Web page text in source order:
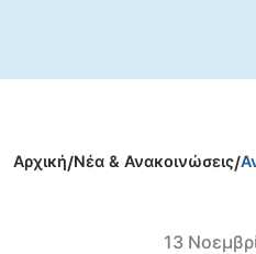
Αρχική/Νέα & Ανακοινώσεις/
13